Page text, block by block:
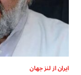
ایران از لنز جهان